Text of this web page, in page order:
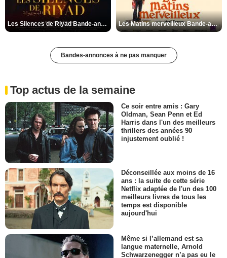
Les Silences de Riyad Bande-annonce VO STFR Les Matins merveilleux Bande-annonce VF
Bandes-annonces à ne pas manquer
Top actus de la semaine
Ce soir entre amis : Gary
Oldman, Sean Penn et Ed
Harris dans l'un des meilleurs
thrillers des années 90
injustement oublié !
Déconseillée aux moins de 16
ans : la suite de cette série
Netflix adaptée de l'un des 100
meilleurs livres de tous les
temps est disponible
aujourd'hui
Même si l’allemand est sa
langue maternelle, Arnold
Schwarzenegger n’a pas eu le